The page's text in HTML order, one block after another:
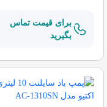
برای قیمت تماس
بگیرید